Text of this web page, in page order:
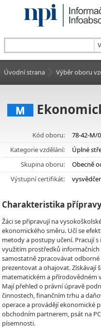
Úvodní strana Výběr oboru
M
Kód oboru:
78-42-M/
Kategorie vzdělání:
Úplné
Skupina oboru:
Obecně
Výstupní certifikát:
Charakteristika
Žáci se připravují na
ekonomického směru. Učí se
metody a postupy učení. Pracují
využitím prostředků
samostatně zpracovávat
prezentovat a ohajovat. Získávají
matematickém a přírodovědném
Mají přehled o právní úpravě
činnostech, finančním trhu a
operace a provádějí ekonomické
obchodním partnerem, psát na
písemnosti.